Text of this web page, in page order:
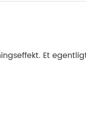
Et